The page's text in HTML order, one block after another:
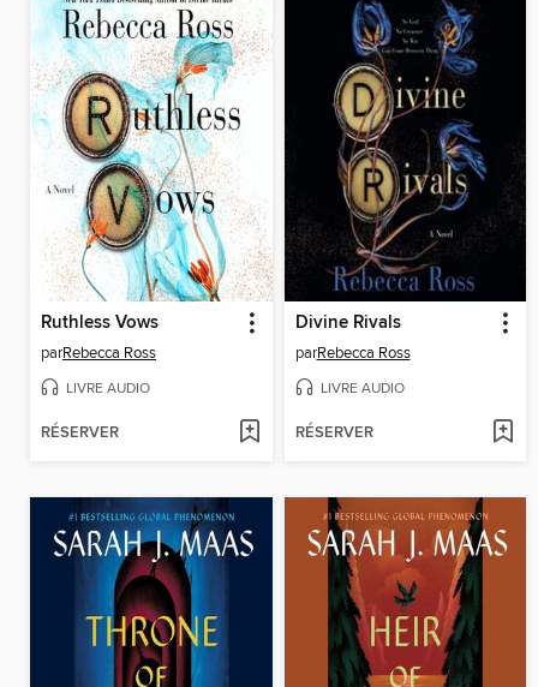
Ruthless Vows
parRebecca Ross
LIVRE AUDIO
RÉSERVER
Divine Rivals
parRebecca Ross
LIVRE AUDIO
RÉSERVER